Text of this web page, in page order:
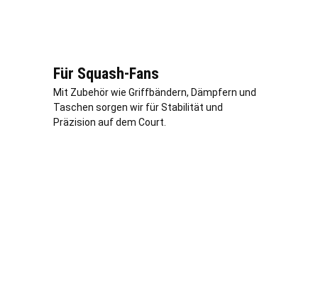
Für Squash-Fans
Mit Zubehör wie Griffbändern, Dämpfern und
Taschen sorgen wir für Stabilität und
Präzision auf dem Court.